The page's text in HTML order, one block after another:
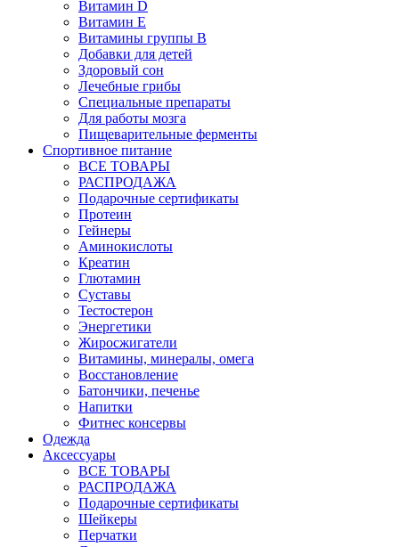
Витамин D
Витамин Е
Витамины группы B
Добавки для детей
Здоровый сон
Лечебные грибы
Специальные препараты
Для работы мозга
Пищеварительные ферменты
Спортивное питание
ВСЕ ТОВАРЫ
РАСПРОДАЖА
Подарочные сертификаты
Протеин
Гейнеры
Аминокислоты
Креатин
Глютамин
Суставы
Тестостерон
Энергетики
Жиросжигатели
Витамины, минералы, омега
Восстановление
Батончики, печенье
Напитки
Фитнес консервы
Одежда
Аксессуары
ВСЕ ТОВАРЫ
РАСПРОДАЖА
Подарочные сертификаты
Шейкеры
Перчатки